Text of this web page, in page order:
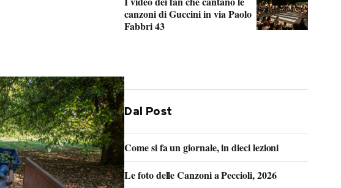
canzoni di Guccini in via Paolo
Fabbri 43
Dal Post
Come si fa un giornale, in dieci lezioni
Le foto delle Canzoni a Peccioli, 2026